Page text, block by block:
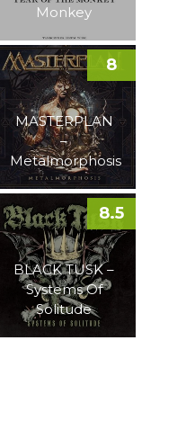
Monkey
MASTERPLAN
–
Metalmorphosis
8
BLACK TUSK –
Systems Of
Solitude
8.5